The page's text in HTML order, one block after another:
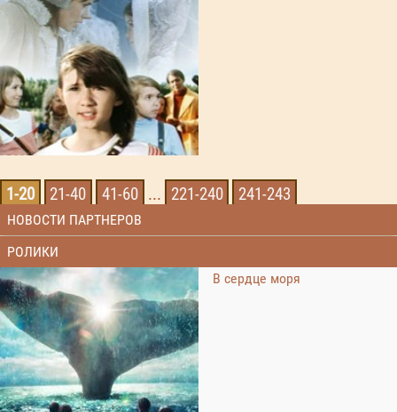
1-20 21-40 41-60 ... 221-240 241-243
НОВОСТИ ПАРТНЕРОВ
РОЛИКИ
В сердце моря